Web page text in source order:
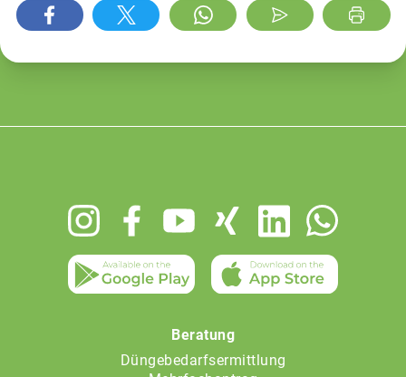
Beratung
Düngebedarfsermittlung